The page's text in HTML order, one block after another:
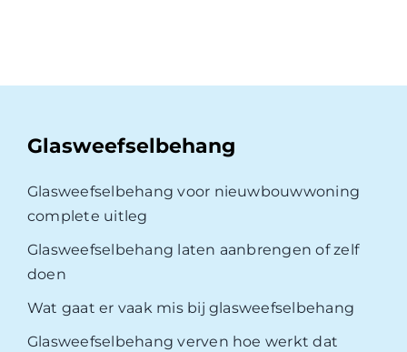
Glasweefselbehang
Glasweefselbehang voor nieuwbouwwoning
complete uitleg
Glasweefselbehang laten aanbrengen of zelf
doen
Wat gaat er vaak mis bij glasweefselbehang
Glasweefselbehang verven hoe werkt dat